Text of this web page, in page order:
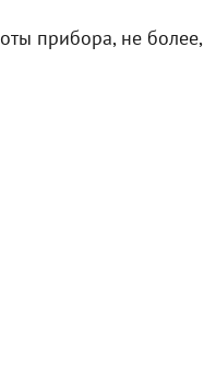
прибора, не более,